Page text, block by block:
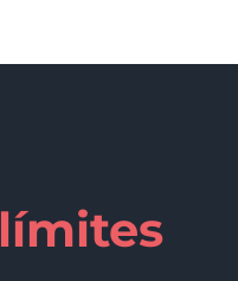
límites